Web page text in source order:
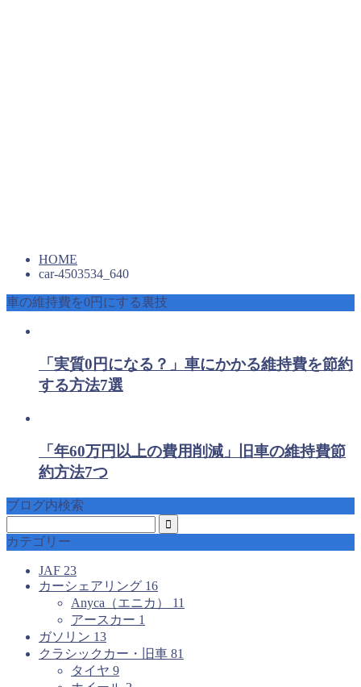
HOME
car-4503534_640
車の維持費を0円にする裏技
「実質0円になる？」車にかかる維持費を節約
する方法7選
「年60万円以上の費用削減」旧車の維持費節
約方法7つ
ブログ内検索
カテゴリー
JAF 23
カーシェアリング 16
Anyca（エニカ） 11
アースカー 1
ガソリン 13
クラシックカー・旧車 81
タイヤ 9